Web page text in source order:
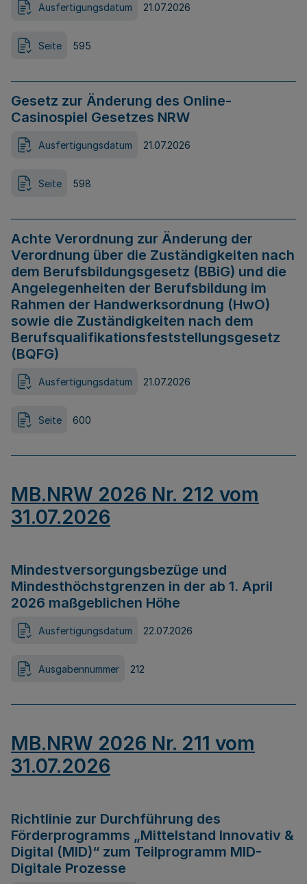
Ausfertigungsdatum 21.07.2026
Seite 595
Gesetz zur Änderung des Online-
Casinospiel Gesetzes NRW
Ausfertigungsdatum 21.07.2026
Seite 598
Achte Verordnung zur Änderung der
Verordnung über die Zuständigkeiten nach
dem Berufsbildungsgesetz (BBiG) und die
Angelegenheiten der Berufsbildung im
Rahmen der Handwerksordnung (HwO)
sowie die Zuständigkeiten nach dem
Berufsqualifikationsfeststellungsgesetz
(BQFG)
Ausfertigungsdatum 21.07.2026
Seite 600
MB.NRW 2026 Nr. 212 vom
31.07.2026
Mindestversorgungsbezüge und
Mindesthöchstgrenzen in der ab 1. April
2026 maßgeblichen Höhe
Ausfertigungsdatum 22.07.2026
Ausgabennummer 212
MB.NRW 2026 Nr. 211 vom
31.07.2026
Richtlinie zur Durchführung des
Förderprogramms „Mittelstand Innovativ &
Digital (MID)“ zum Teilprogramm MID-
Digitale Prozesse